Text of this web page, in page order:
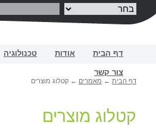
בניית אתרים
דף הבית אודות טכנולוגיה
צור קשר
דף הבית ← מאמרים ← קטלוג מוצרים
קטלוג מוצרים